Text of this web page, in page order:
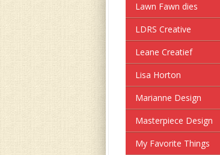
Lawn Fawn dies
LDRS Creative
Leane Creatief
Lisa Horton
Marianne Design
Masterpiece Design
My Favorite Things